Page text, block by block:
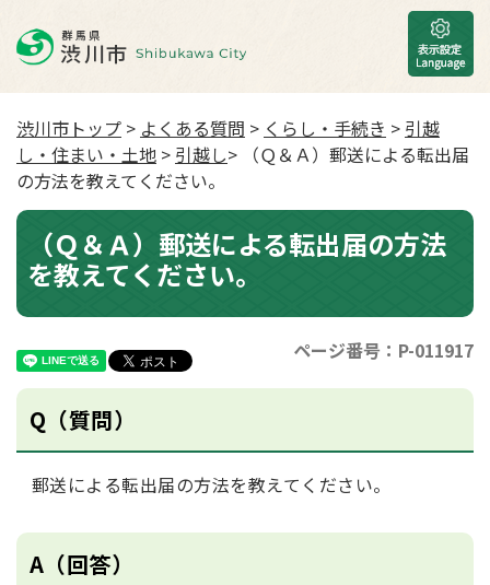
渋川市トップ > よくある質問 > くらし・手続き > 引越
し・住まい・土地 > 引越し> （Ｑ＆Ａ）郵送による転出届
の方法を教えてください。
（Ｑ＆Ａ）郵送による転出届の方法
を教えてください。
ページ番号：P-011917
Q（質問）
郵送による転出届の方法を教えてください。
A（回答）